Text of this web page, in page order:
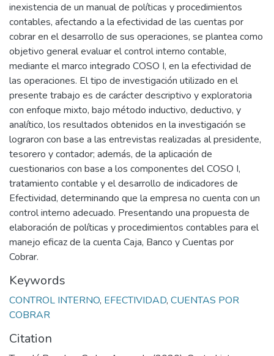
inexistencia de un manual de políticas y procedimientos
contables, afectando a la efectividad de las cuentas por
cobrar en el desarrollo de sus operaciones, se plantea como
objetivo general evaluar el control interno contable,
mediante el marco integrado COSO I, en la efectividad de
las operaciones. El tipo de investigación utilizado en el
presente trabajo es de carácter descriptivo y exploratoria
con enfoque mixto, bajo método inductivo, deductivo, y
analítico, los resultados obtenidos en la investigación se
lograron con base a las entrevistas realizadas al presidente,
tesorero y contador; además, de la aplicación de
cuestionarios con base a los componentes del COSO I,
tratamiento contable y el desarrollo de indicadores de
Efectividad, determinando que la empresa no cuenta con un
control interno adecuado. Presentando una propuesta de
elaboración de políticas y procedimientos contables para el
manejo eficaz de la cuenta Caja, Banco y Cuentas por
Cobrar.
Keywords
CONTROL INTERNO, EFECTIVIDAD, CUENTAS POR
COBRAR
Citation